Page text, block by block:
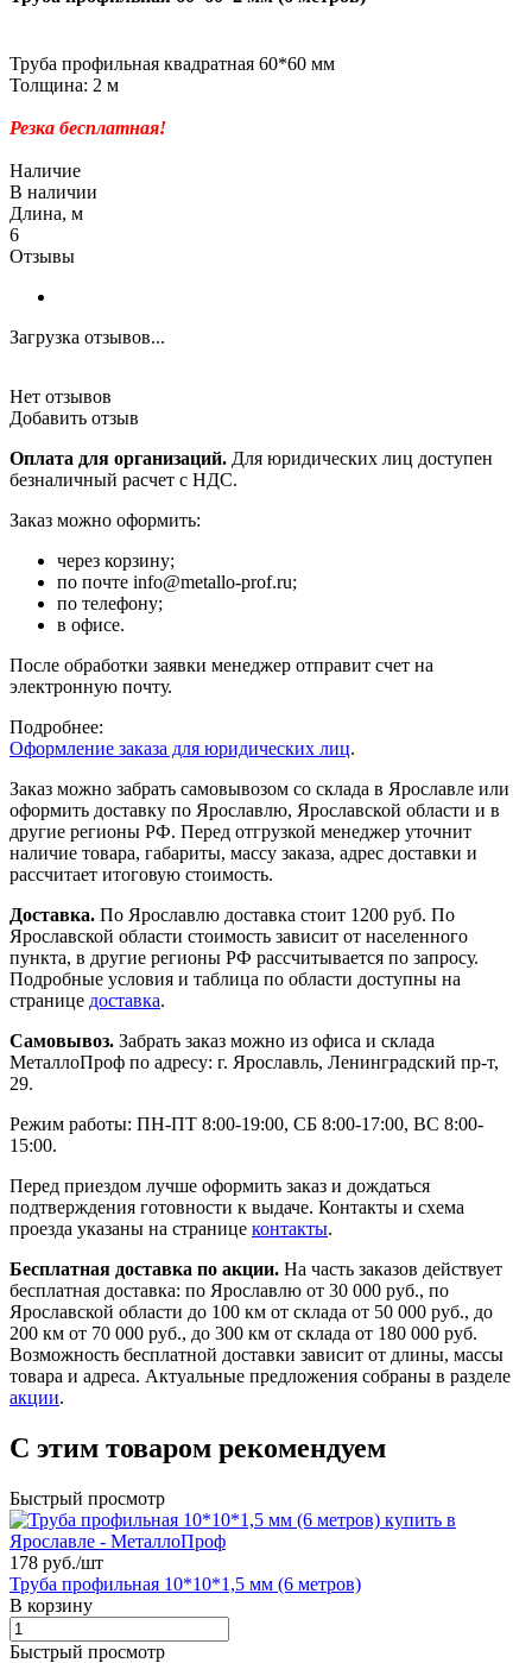
Труба профильная квадратная 60*60 мм
Толщина: 2 м
Резка бесплатная!
Наличие
В наличии
Длина, м
6
Отзывы
Загрузка отзывов...
Нет отзывов
Добавить отзыв
Оплата для организаций. Для юридических лиц доступен
безналичный расчет с НДС.
Заказ можно оформить:
через корзину;
по почте info@metallo-prof.ru;
по телефону;
в офисе.
После обработки заявки менеджер отправит счет на
электронную почту.
Подробнее:
Оформление заказа для юридических лиц.
Заказ можно забрать самовывозом со склада в Ярославле или
оформить доставку по Ярославлю, Ярославской области и в
другие регионы РФ. Перед отгрузкой менеджер уточнит
наличие товара, габариты, массу заказа, адрес доставки и
рассчитает итоговую стоимость.
Доставка. По Ярославлю доставка стоит 1200 руб. По
Ярославской области стоимость зависит от населенного
пункта, в другие регионы РФ рассчитывается по запросу.
Подробные условия и таблица по области доступны на
странице доставка.
Самовывоз. Забрать заказ можно из офиса и склада
МеталлоПроф по адресу: г. Ярославль, Ленинградский пр-т,
29.
Режим работы: ПН-ПТ 8:00-19:00, СБ 8:00-17:00, ВС 8:00-
15:00.
Перед приездом лучше оформить заказ и дождаться
подтверждения готовности к выдаче. Контакты и схема
проезда указаны на странице контакты.
Бесплатная доставка по акции. На часть заказов действует
бесплатная доставка: по Ярославлю от 30 000 руб., по
Ярославской области до 100 км от склада от 50 000 руб., до
200 км от 70 000 руб., до 300 км от склада от 180 000 руб.
Возможность бесплатной доставки зависит от длины, массы
товара и адреса. Актуальные предложения собраны в разделе
акции.
С этим товаром рекомендуем
Быстрый просмотр
178 руб./шт
Труба профильная 10*10*1,5 мм (6 метров)
В корзину
Быстрый просмотр